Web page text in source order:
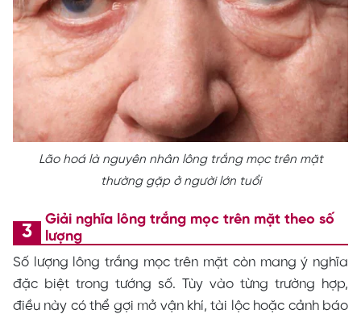
Lão hoá là nguyên nhân lông trắng mọc trên mặt
thường gặp ở người lớn tuổi
Giải nghĩa lông trắng mọc trên mặt theo số
lượng
Số lượng lông trắng mọc trên mặt còn mang ý nghĩa
đặc biệt trong tướng số. Tùy vào từng trường hợp,
điều này có thể gợi mở vận khí, tài lộc hoặc cảnh báo